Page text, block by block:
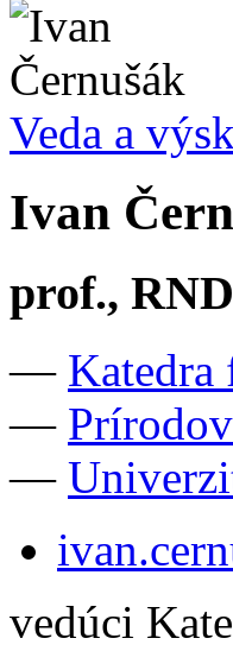
Veda a
Ivan
prof.,
— Katedra
—
—
vedúci